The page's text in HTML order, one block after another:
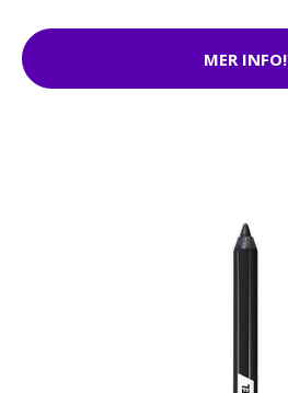
MER INFO!